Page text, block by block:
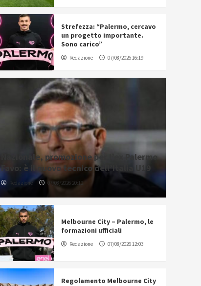
Strefezza: “Palermo, cercavo
un progetto importante.
Sono carico”
Redazione 07/08/2026 16:19
Nazionale, promozione per l’ex Palermo
Favo: è il nuovo tecnico dell’Italia U19
Redazione 07/08/2026 20:12
Melbourne City – Palermo, le
formazioni ufficiali
Redazione 07/08/2026 12:03
Regolamento Melbourne City